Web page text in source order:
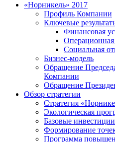
«Норникель» 2017
Профиль Компании
Ключевые
Финансовая
Социальная
Бизнес-модель
Обращение
Компании
Обращение
Обзор стратегии
Стратегия
Экологическая
Базовые инвестиции
Формирование
Программа